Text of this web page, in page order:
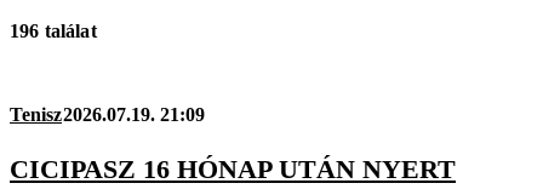
196 találat
Tenisz2026.07.19. 21:09
CICIPASZ 16 HÓNAP UTÁN NYERT